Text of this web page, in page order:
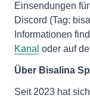
Einsendungen
Discord (Tag:
Informationen
Kanal oder auf
Über Bisalina
Seit 2023 hat